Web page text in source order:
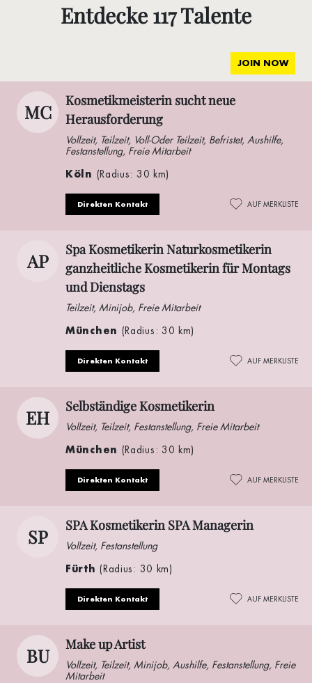
Entdecke 117 Talente
JOIN NOW
MC
Kosmetikmeisterin sucht neue
Herausforderung
Vollzeit, Teilzeit, Voll-Oder Teilzeit, Befristet, Aushilfe,
Festanstellung, Freie Mitarbeit
Köln (Radius: 30 km)
Direkten Kontakt AUF MERKLISTE
AP
Spa Kosmetikerin Naturkosmetikerin
ganzheitliche Kosmetikerin für Montags
und Dienstags
Teilzeit, Minijob, Freie Mitarbeit
München (Radius: 30 km)
Direkten Kontakt AUF MERKLISTE
EH
Selbständige Kosmetikerin
Vollzeit, Teilzeit, Festanstellung, Freie Mitarbeit
München (Radius: 30 km)
Direkten Kontakt AUF MERKLISTE
SP
SPA Kosmetikerin SPA Managerin
Vollzeit, Festanstellung
Fürth(Radius: 30 km)
Direkten Kontakt AUF MERKLISTE
BU
Make up Artist
Vollzeit, Teilzeit, Minijob, Aushilfe, Festanstellung, Freie
Mitarbeit